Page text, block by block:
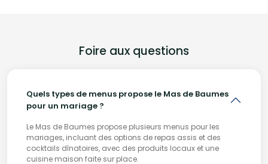
Foire aux questions
Quels types de menus propose le Mas de Baumes
pour un mariage ?
Le Mas de Baumes propose plusieurs menus pour les
mariages, incluant des options de repas assis et des
cocktails dînatoires, avec des produits locaux et une
cuisine maison faite sur place.